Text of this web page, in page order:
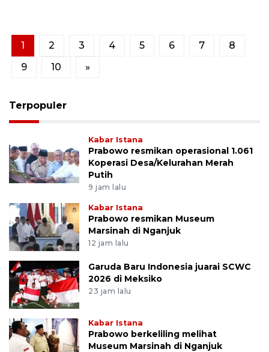
1 2 3 4 5 6 7
8
9
10 »
Terpopuler
Kabar Istana
Prabowo resmikan operasional 1.061
Koperasi Desa/Kelurahan Merah
Putih
9 jam lalu
Kabar Istana
Prabowo resmikan Museum
Marsinah di Nganjuk
12 jam lalu
Garuda Baru Indonesia juarai SCWC
2026 di Meksiko
23 jam lalu
Kabar Istana
Prabowo berkeliling melihat
Museum Marsinah di Nganjuk